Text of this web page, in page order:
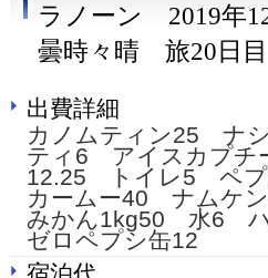
ラノーン 2019年
曇時々晴 旅20日目
出費詳細
カノムティン25 ナ
ティ6 アイスカプチ
12.25 トイレ5 ペ
カームー40 ナムケ
みかん1kg50 水6
ゼロペプシ缶12
宿泊代